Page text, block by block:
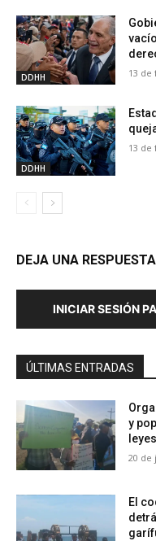
DDHH 13 de
DDHH
13 de
DEJA UNA RESPUESTA
INICIAR SESIÓN
ÚLTIMAS ENTRADAS
y
20 de
El